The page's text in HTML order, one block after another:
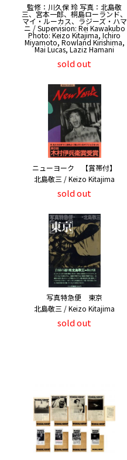
監修：川久保 玲 写真：北島敬
三、宮本一郎、桐島ローランド、
マイ・ルーカス、ラジーズ・ハマ
ニ / Supervision: Rei Kawakubo
Photo: Keizo Kitajima, Ichiro
Miyamoto, Rowland Kirishima,
Mai Lucas, Laziz Hamani
sold out
ニューヨーク 【賞帯付】
北島敬三 / Keizo Kitajima
sold out
写真特急便 東京
北島敬三 / Keizo Kitajima
sold out